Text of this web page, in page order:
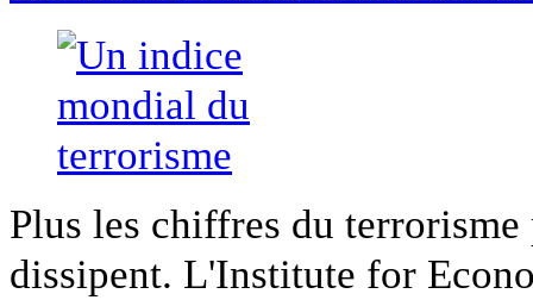
Plus les chiffres du
dissipent. L'Institute for